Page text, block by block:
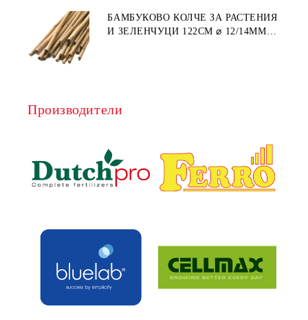
БАМБУКОВО КОЛЧЕ ЗА РАСТЕНИЯ
И ЗЕЛЕНЧУЦИ 122СМ ⌀ 12/14ММ
Производители